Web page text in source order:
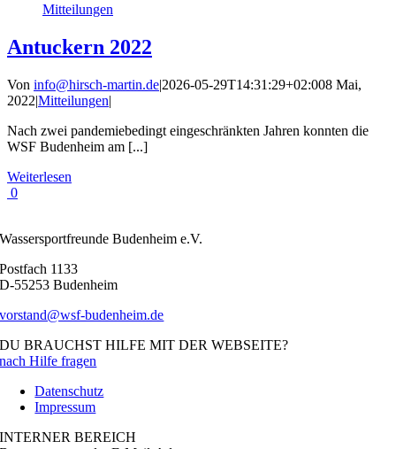
Mitteilungen
Antuckern 2022
Von info@hirsch-martin.de|2026-05-29T14:31:29+02:008 Mai,
2022|Mitteilungen|
Nach zwei pandemiebedingt eingeschränkten Jahren konnten die
WSF Budenheim am [...]
Weiterlesen
0
Wassersportfreunde Budenheim e.V.
Postfach 1133
D-55253 Budenheim
vorstand@wsf-budenheim.de
DU BRAUCHST HILFE MIT DER WEBSEITE?
nach Hilfe fragen
Datenschutz
Impressum
INTERNER BEREICH